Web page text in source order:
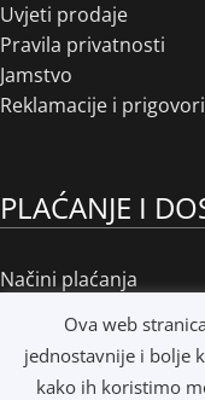
Uvjeti prodaje
Pravila privatnosti
Jamstvo
Reklamacije i prigovori
PLAĆANJE I
Načini plaćanja
Načini dostave
Osobno preuzimanje
R1 i e-Računi
Ova web
jednostavnije i bolje
kako ih koristimo